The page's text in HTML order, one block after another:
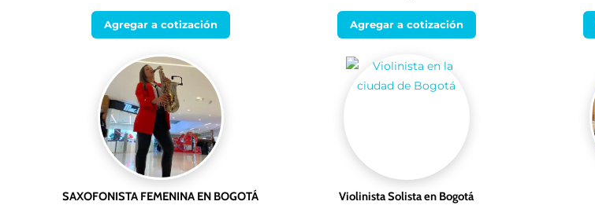
Agregar a cotización Agregar a cotización
SAXOFONISTA FEMENINA EN BOGOTÁ Violinista Solista en Bogotá